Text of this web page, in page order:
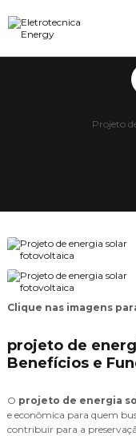
Projeto
Clique nas imagens
projeto de
Benefícios e
O projeto de energia
e econômica para quem
contribuir para a